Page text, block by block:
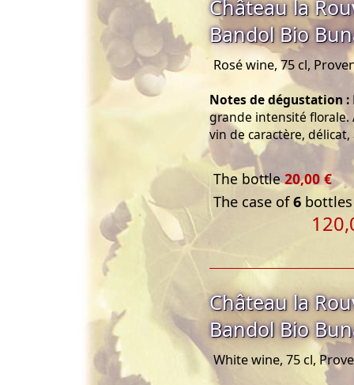
Château la
Bandol Bio
Rosé wine, 75 cl,
Notes de dégustation :
grande intensité florale.
vin de caractère,
The bottle20,00 €
The case of6
Château la
Bandol Bio
White wine, 75 cl,